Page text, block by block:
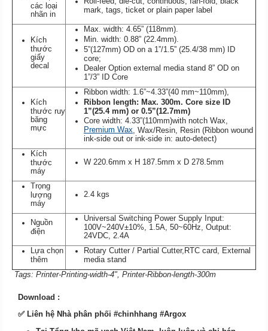
các loại
nhãn in
mark, tags, ticket or plain paper label
Kích
thước
giấy
decal
Max. width: 4.65” (118mm).
Min. width: 0.88” (22.4mm).
5”(127mm) OD on a 1”/1.5” (25.4/38 mm) ID
core;
Dealer Option external media stand 8” OD on
1”/3” ID Core
Kích
thước ruy
băng
mực
Ribbon width: 1.6”~4.33”(40 mm~110mm)
Ribbon length: Max. 300m. Core size ID
1”(25.4 mm) or 0.5”(12.7mm)
Core width: 4.33”(110mm)with notch Wax,
Premium Wax , Wax/Resin, Resin (Ribbon wound
ink-side out or ink-side in: auto-detect)
Kích
thước
máy
W 220.6mm x H 187.5mm x D 278.5mm
Trọng
lượng
máy
2.4 kgs
Nguồn
điện
Universal Switching Power Supply Input:
100V~240V±10%, 1.5A, 50~60Hz, Output:
24VDC, 2.4A
Lựa chọn
thêm
Rotary Cutter / Partial Cutter,RTC card, External
media stand
Tags: Printer-Printing-width-4", Printer-Ribbon-length-300m
Download :
✅ Liên hệ Nhà phân phối #chinhhang #Argox